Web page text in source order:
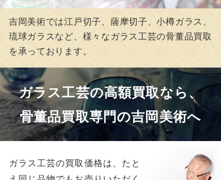
吉岡美術では江戸切子、薩摩切子、小樽ガラス、
琉球ガラスなど、様々なガラス工芸の骨董品買取
を承っております。
ガラス工芸の高額買取なら、
骨董品買取専門の吉岡美術へ
ガラス工芸の買取価格は、たと